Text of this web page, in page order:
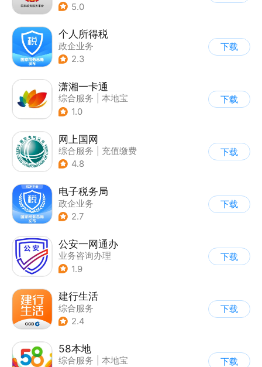
5.0
个人所得税
政企业务
2.3
下载
潇湘一卡通
综合服务
本地宝
1.0
下载
网上国网
综合服务
充值缴费
4.8
下载
电子税务局
政企业务
2.7
下载
公安一网通办
业务咨询办理
| 政企业务
1.9
下载
建行生活
综合服务
2.4
下载
58本地
综合服务
本地宝
下载